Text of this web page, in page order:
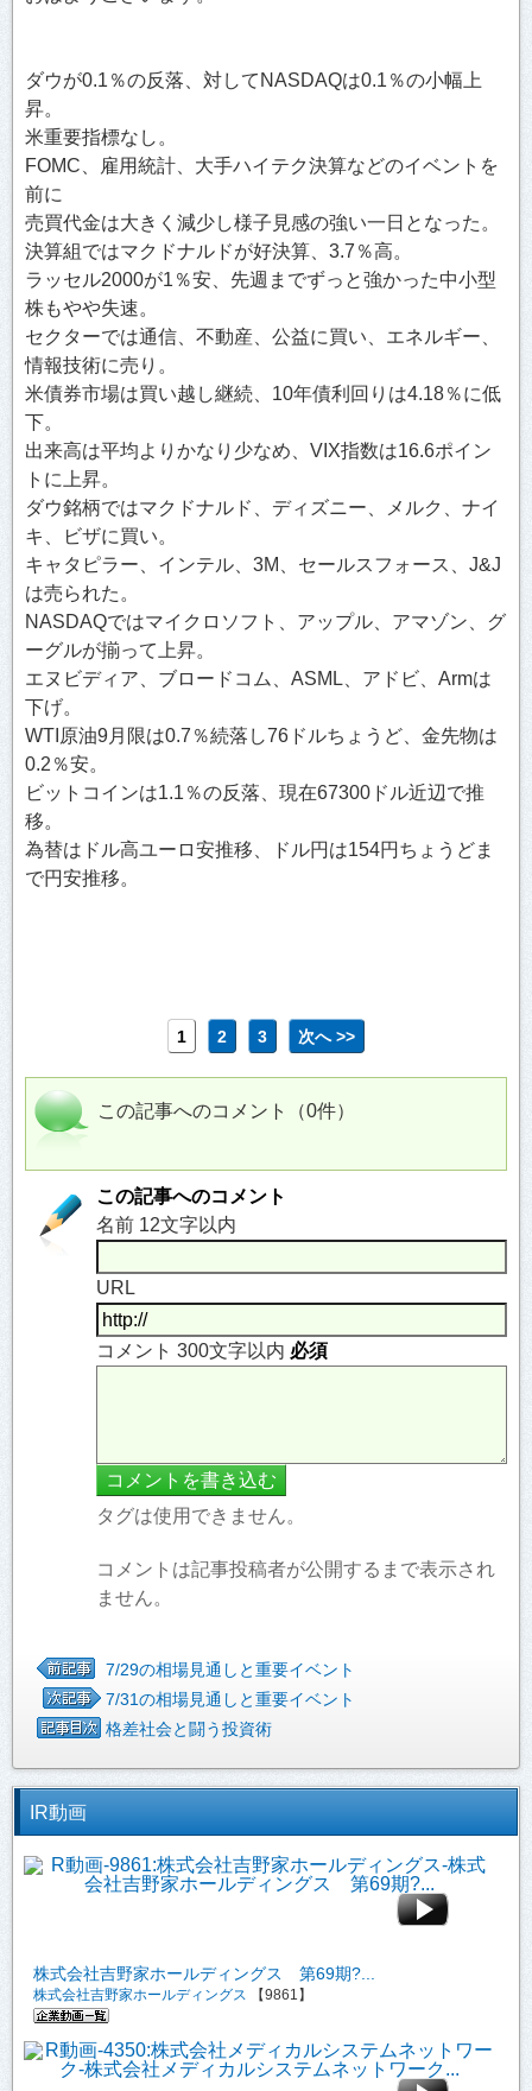
ダウが0.1％の反落、対してNASDAQは0.1％の小幅上
昇。
米重要指標なし。
FOMC、雇用統計、大手ハイテク決算などのイベントを
前に
売買代金は大きく減少し様子見感の強い一日となった。
決算組ではマクドナルドが好決算、3.7％高。
ラッセル2000が1％安、先週までずっと強かった中小型
株もやや失速。
セクターでは通信、不動産、公益に買い、エネルギー、
情報技術に売り。
米債券市場は買い越し継続、10年債利回りは4.18％に低
下。
出来高は平均よりかなり少なめ、VIX指数は16.6ポイン
トに上昇。
ダウ銘柄ではマクドナルド、ディズニー、メルク、ナイ
キ、ビザに買い。
キャタピラー、インテル、3M、セールスフォース、J&J
は売られた。
NASDAQではマイクロソフト、アップル、アマゾン、グ
ーグルが揃って上昇。
エヌビディア、ブロードコム、ASML、アドビ、Armは
下げ。
WTI原油9月限は0.7％続落し76ドルちょうど、金先物は
0.2％安。
ビットコインは1.1％の反落、現在67300ドル近辺で推
移。
為替はドル高ユーロ安推移、ドル円は154円ちょうどま
で円安推移。
1 2 3 次へ >>
この記事へのコメント（0件）
この記事へのコメント
名前 12文字以内
URL
コメント 300文字以内 必須
タグは使用できません。
コメントは記事投稿者が公開するまで表示され
ません。
7/29の相場見通しと重要イベント
7/31の相場見通しと重要イベント
格差社会と闘う投資術
IR動画
株式会社吉野家ホールディングス 第69期?...
株式会社吉野家ホールディングス 【9861】